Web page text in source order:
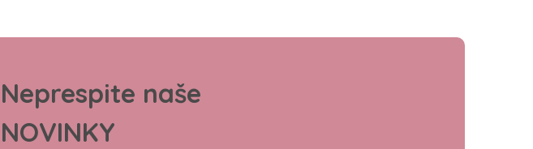
Neprespite naše
NOVINKY